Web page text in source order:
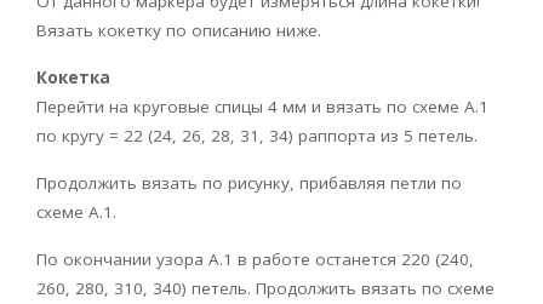
Вязать кокетку по описанию ниже.
Кокетка
Перейти на круговые спицы 4 мм и вязать по схеме А.1
по кругу = 22 (24, 26, 28, 31, 34) раппорта из 5 петель.
Продолжить вязать по рисунку, прибавляя петли по
схеме А.1.
По окончании узора А.1 в работе останется 220 (240,
260, 280, 310, 340) петель. Продолжить вязать по схеме